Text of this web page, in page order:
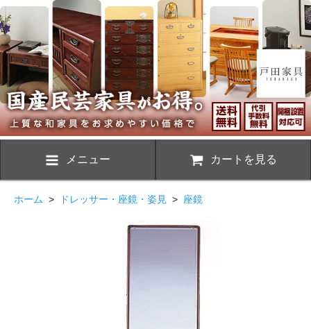
メニュー カートを見る
ホーム > ドレッサー・座鏡・姿見 > 座鏡